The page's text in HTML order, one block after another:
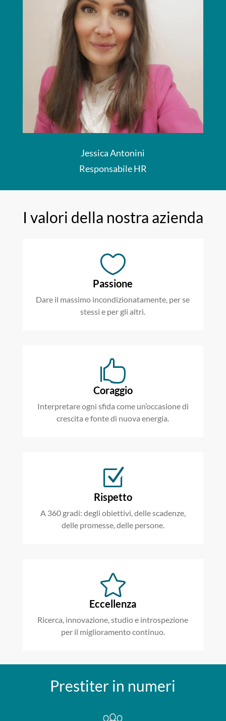
Jessica Antonini
Responsabile HR
I valori della nostra azienda

Passione
Dare il massimo incondizionatamente, per se
stessi e per gli altri.

Coraggio
Interpretare ogni sfida come un’occasione di
crescita e fonte di nuova energia.
Z
Rispetto
A 360 gradi: degli obiettivi, delle scadenze,
delle promesse, delle persone.

Eccellenza
Ricerca, innovazione, studio e introspezione
per il miglioramento continuo.
Prestiter in numeri